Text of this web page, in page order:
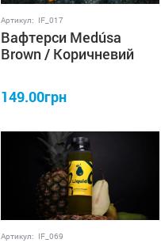
Артикул: IF_017
Вафтерси Medúsa
Brown / Коричневий
149.00грн
Артикул: IF_069